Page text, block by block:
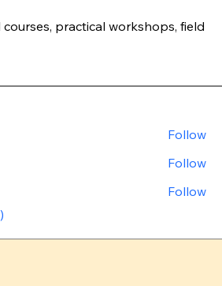
practical workshops, field
Follow
Follow
Follow